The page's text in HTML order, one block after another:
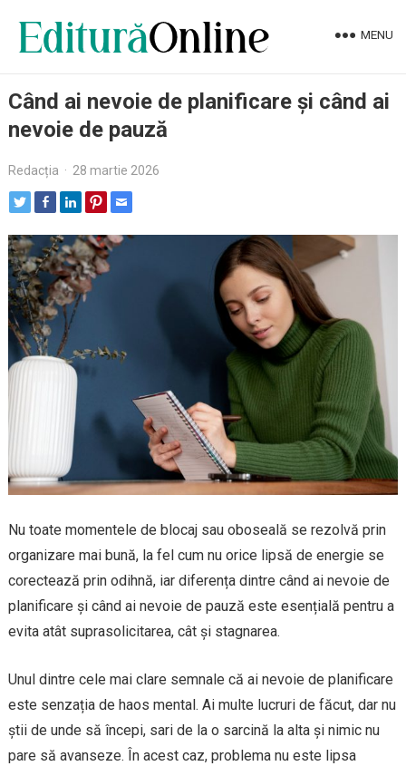
MENU
Când ai nevoie de planificare și când ai
nevoie de pauză
Redacția · 28 martie 2026
Nu toate momentele de blocaj sau oboseală se rezolvă prin
organizare mai bună, la fel cum nu orice lipsă de energie se
corectează prin odihnă, iar diferența dintre când ai nevoie de
planificare și când ai nevoie de pauză este esențială pentru a
evita atât suprasolicitarea, cât și stagnarea.
Unul dintre cele mai clare semnale că ai nevoie de planificare
este senzația de haos mental. Ai multe lucruri de făcut, dar nu
știi de unde să începi, sari de la o sarcină la alta și nimic nu
pare să avanseze. În acest caz, problema nu este lipsa